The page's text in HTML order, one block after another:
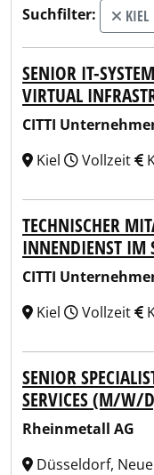
Suchfilter: KIEL
SENIOR IT-
VIRTUAL
CITTI
Kiel
Vollzeit
TECHNISCHER
INNENDIENST IM
CITTI
Kiel
Vollzeit
SENIOR
SERVICES (M/W/
Rheinmetall AG
Düsseldorf,